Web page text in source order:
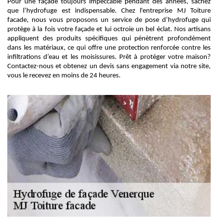
Pour une façade toujours impeccable pendant des années, sachez
que l’hydrofuge est indispensable. Chez l'entreprise MJ Toiture
facade, nous vous proposons un service de pose d’hydrofuge qui
protège à la fois votre façade et lui octroie un bel éclat. Nos artisans
appliquent des produits spécifiques qui pénètrent profondément
dans les matériaux, ce qui offre une protection renforcée contre les
infiltrations d’eau et les moisissures. Prêt à protéger votre maison?
Contactez-nous et obtenez un devis sans engagement via notre site,
vous le recevez en moins de 24 heures.